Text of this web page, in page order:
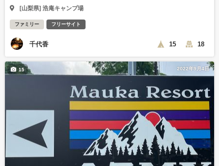
[山梨県] 浩庵キャンプ場
ファミリー フリーサイト
千代香 15 18
2022年9月4日
15